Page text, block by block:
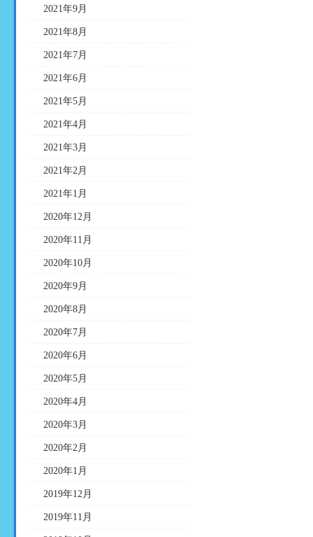
2021年9月
2021年8月
2021年7月
2021年6月
2021年5月
2021年4月
2021年3月
2021年2月
2021年1月
2020年12月
2020年11月
2020年10月
2020年9月
2020年8月
2020年7月
2020年6月
2020年5月
2020年4月
2020年3月
2020年2月
2020年1月
2019年12月
2019年11月